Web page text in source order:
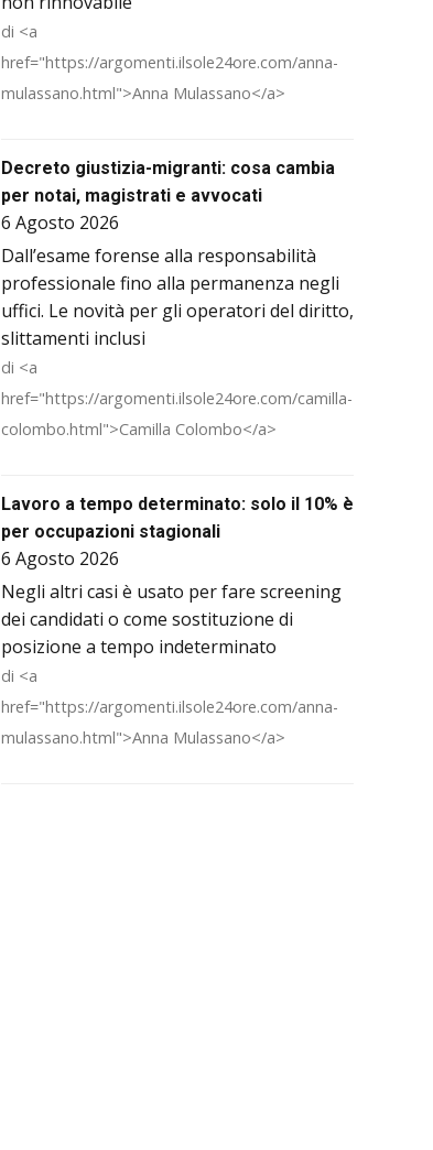
di <a
href="https://argomenti.ilsole24ore.com/anna-
mulassano.html">Anna Mulassano</a>
Decreto giustizia-migranti: cosa cambia
per notai, magistrati e avvocati
6 Agosto 2026
Dall’esame forense alla responsabilità
professionale fino alla permanenza negli
uffici. Le novità per gli operatori del diritto,
slittamenti inclusi
di <a
href="https://argomenti.ilsole24ore.com/camilla-
colombo.html">Camilla Colombo</a>
Lavoro a tempo determinato: solo il 10% è
per occupazioni stagionali
6 Agosto 2026
Negli altri casi è usato per fare screening
dei candidati o come sostituzione di
posizione a tempo indeterminato
di <a
href="https://argomenti.ilsole24ore.com/anna-
mulassano.html">Anna Mulassano</a>